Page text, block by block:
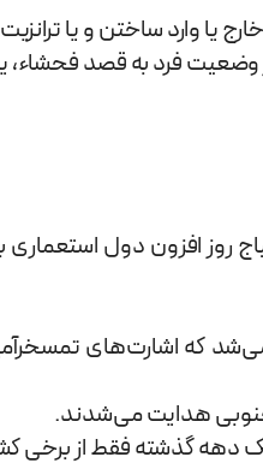
وارد ساختن و یا ترانزیت
وضعیت فرد به قصد فحشاء،
روز افزون دول
که اشارت‌های
جنوبی هدایت می‌شدند.